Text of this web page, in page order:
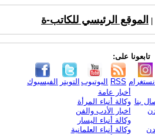
الموقع الرئيسي للكاتب-ة
تابعونا على:
الفيسبوك التويتر اليوتيوب RSS
بنا
أخبار عامة
وكالة أنباء المرأة
اخبار الأدب والفن
وكالة أنباء اليسار
وكالة أنباء العلمانية